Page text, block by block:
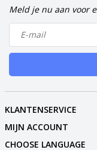
Meld je nu aan voor
KLANTENSERVICE
MIJN ACCOUNT
CHOOSE LANGUAGE